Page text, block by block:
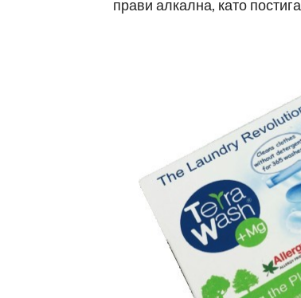
прави алкална, като постига